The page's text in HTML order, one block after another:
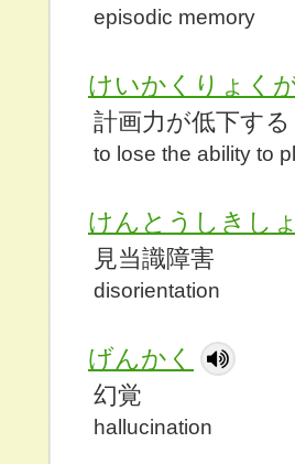
episodic memory
けいかくりょく
計画力が低下する
to lose the ability to
けんとうしきし
見当識障害
disorientation
げんかく
幻覚
hallucination